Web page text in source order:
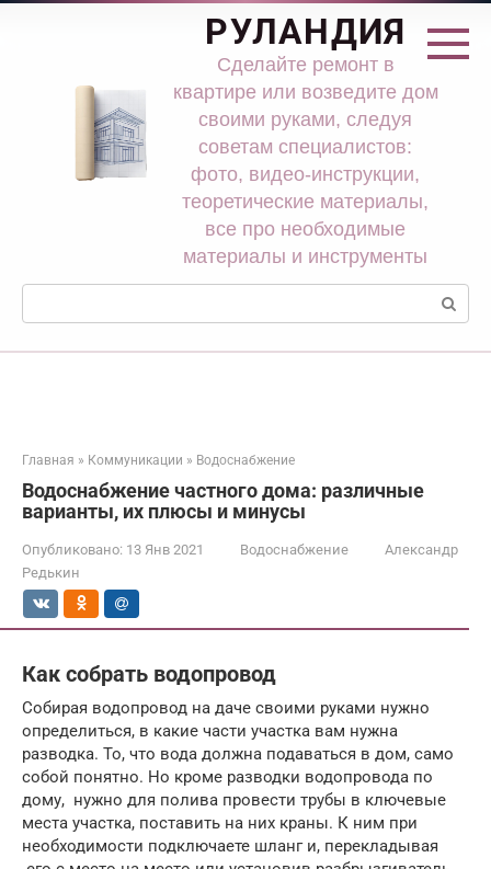
Перейти
РУЛАНДИЯ
Сделайте ремонт в
квартире или возведите дом
своими руками, следуя
советам специалистов:
фото, видео-инструкции,
теоретические материалы,
все про необходимые
материалы и инструменты
Поиск:
Главная » Коммуникации » Водоснабжение
Водоснабжение частного дома: различные
варианты, их плюсы и минусы
Опубликовано: 13 Янв 2021 Водоснабжение
Александр
Редькин
Как собрать водопровод
Собирая водопровод на даче своими руками нужно
определиться, в какие части участка вам нужна
разводка. То, что вода должна подаваться в дом, само
собой понятно. Но кроме разводки водопровода по
дому, нужно для полива провести трубы в ключевые
места участка, поставить на них краны. К ним при
необходимости подключаете шланг и, перекладывая